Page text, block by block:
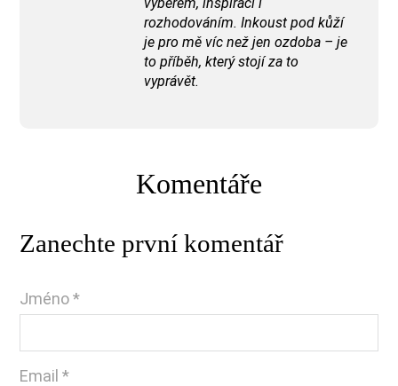
rozhodováním. Inkoust pod kůží
je pro mě víc než jen ozdoba – je
to příběh, který stojí za to
vyprávět.
Komentáře
Zanechte první komentář
Jméno *
Email *